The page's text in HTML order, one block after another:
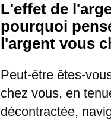
L'effet de
pourquoi
l'argent vous
Peut-être êtes-
chez vous, en
décontractée,